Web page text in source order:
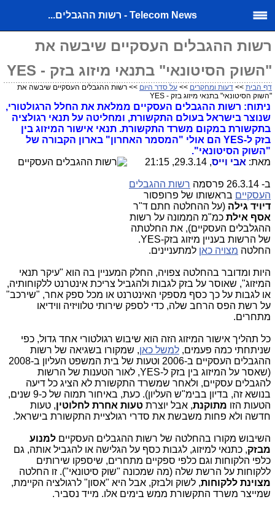
Telecom News - רשות ההגבלים...
רשות ההגבלים העסקיים שיבשה את
"השוק הסיטונאי" בתנאי מיזוג בזק - YES
דף הבית >> דעות ומחקרים >> על סדר היום >> רשות ההגבלים העסקיים שיבשה את
"השוק הסיטונאי" בתנאי מיזוג בזק - YES
ניתוח: רשות ההגבלים העסקיים ממלאת את החלל הרגולטורי,
שנוצר בישראל בעולם התקשורת, ומחליטה על תנאי רגולציה
בתקשורת במקום משרד התקשורת. תנאי אישור המיזוג בין
בזק ל-YES הם אולי "המסמר האחרון" בארון הקבורה של
"השוק הסיטונאי".
מאת: אבי וייס, 29.3.14, 21:15
ב- 26.3.14 פרסמה
רשות ההגבלים
העסקיים בראשותו של פרופסור
דיויד גילה (על ההחלטה חתם ד"ר
אסף אילת כמ"מ הממונה על רשות
ההגלבלים העסקיים), את החלטתה
של הרשות בעניין מיזוג בזק-YES.
החלטה מצויה כאן למתעניינים.
היות ומדובר בהחלטה צפויה, החלק המעניין בה הוא "עיקר תנאי
המיזוג", שאוסר על בזק לגבות ולהגביל צריכת אינטרנט ללקוחותיה,
או לגבות על כך כסף מספקי האינטרנט או מכל ספק אחר, "שירכב"
על רשת הפס הרחב שלה, כדי לספק שירותי טלוויזיה ווידיאו
מתחרים.
כל תהליך אישור המיזוג הזה הוא שיבוש רגולטורי אחד גדול, כפי
שניתחתי כמה פעמים, למשל כאן, שמקורו בשגיאה של רשות
ההגבלים העסקיים ב-2006 וטעות של בית המשפט העליון ב-2008
(שאסר על המיזוג בין בזק ל-YES, לאור הטענות של הרשות
להגבלים עסקיים, ולאחר שמשרד התקשורת לא הציג כל דיעה
בנושא זה, בדיון בבימ"ש העליון). כעת, באיחור תמוה של כ-9 שנים,
הטעות הזו מתוקנת, אבל יוצרת טעות אחרת לחלוטין, טעות
חדשה ולא פחות משבשת את סדרי רגולציית התקשורת בישראל.
השיבוש מקורו בהחלטה של רשות ההגבלים העסקיים למנוע
מבזק, כתנאי למיזוג, לגבות כסף על הגלישה או להגביל אותה, גם
כלפי הלקוחות וגם כלפי ספקיים מתחרים, שיספקו שירותים
ללקוחות על הרשת שלה (מה שמכונה "שוק סיטונאי"). זו החלטה
מצוינת ללקוחות, לשוק ולבזק, אבל היא "אסון" לרגולציה הקיימת,
שמייצר משרד התקשורת ממש בימים אלו. מייד נסביר.